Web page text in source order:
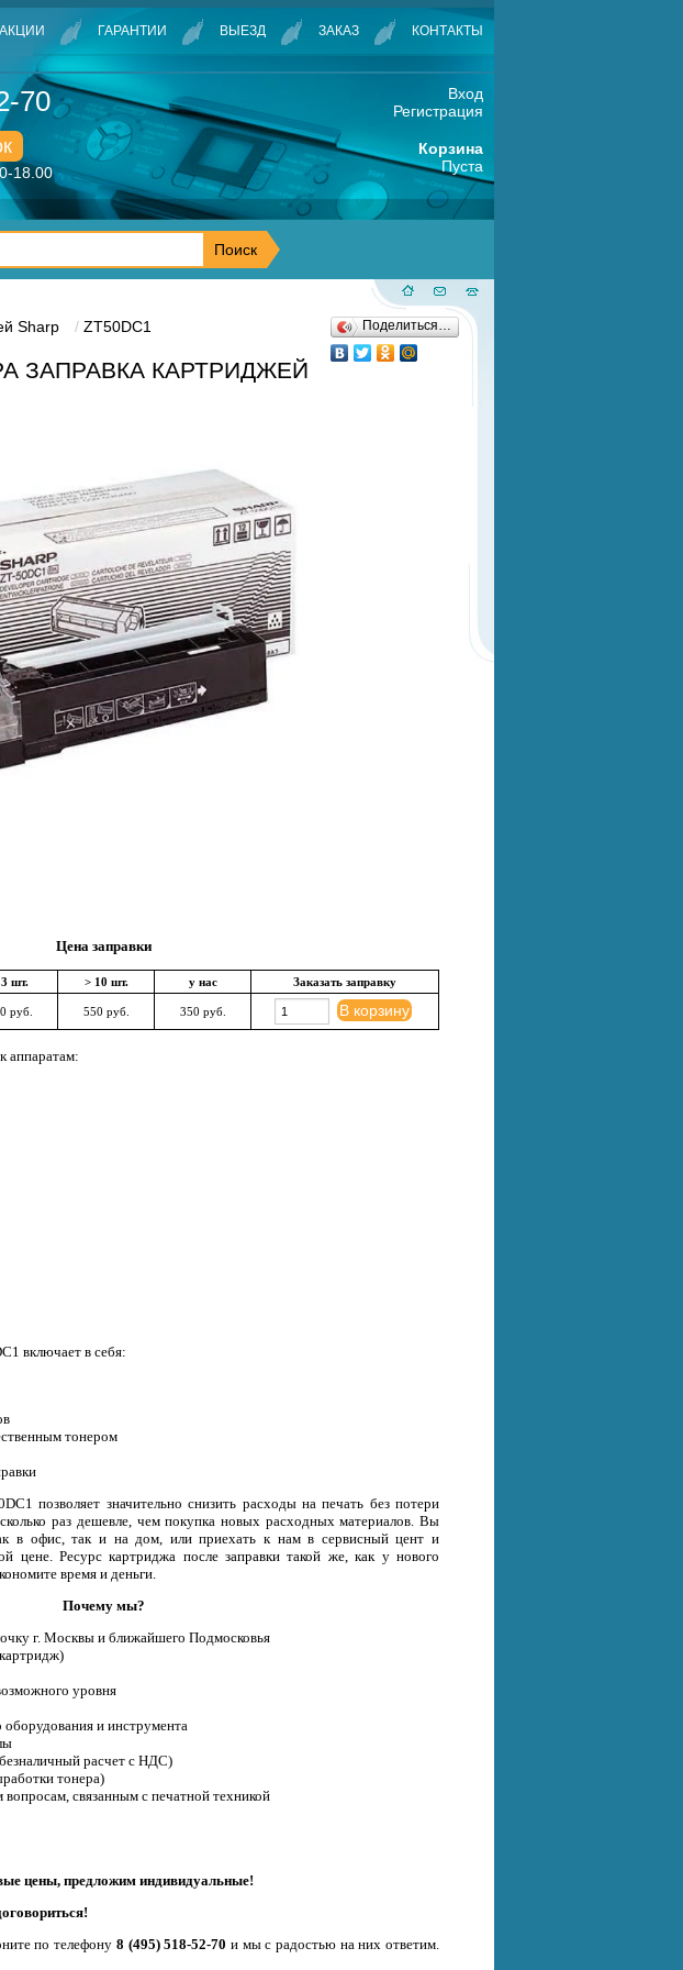
АКЦИИ ГАРАНТИИ ВЫЕЗД ЗАКАЗ КОНТАКТЫ
70
18.00
Вход
Регистрация
Корзина
Пуста
Sharp ZT50DC1
ЗАПРАВКА КАРТРИДЖЕЙ
Поделиться…
Цена заправки
шт. > 10 шт. у нас Заказать заправку
руб. 550 руб. 350 руб. В корзину
аппаратам:
включает в себя:
тонером
позволяет значительно снизить расходы на печать без потери
раз дешевле, чем покупка новых расходных материалов. Вы
в офис, так и на дом, или приехать к нам в сервисный цент и
цене. Ресурс картриджа после заправки такой же, как у нового
время и деньги.
Почему мы?
г. Москвы и ближайшего Подмосковья
уровня
и инструмента
расчет с НДС)
тонера)
связанным с печатной техникой
цены, предложим индивидуальные!
по телефону 8 (495) 518-52-70 и мы с радостью на них ответим.